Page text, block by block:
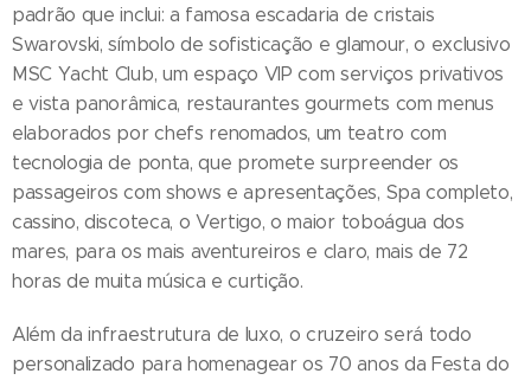
padrão que inclui: a famosa escadaria de cristais
Swarovski, símbolo de sofisticação e glamour, o exclusivo
MSC Yacht Club, um espaço VIP com serviços privativos
e vista panorâmica, restaurantes gourmets com menus
elaborados por chefs renomados, um teatro com
tecnologia de ponta, que promete surpreender os
passageiros com shows e apresentações, Spa completo,
cassino, discoteca, o Vertigo, o maior toboágua dos
mares, para os mais aventureiros e claro, mais de 72
horas de muita música e curtição.
Além da infraestrutura de luxo, o cruzeiro será todo
personalizado para homenagear os 70 anos da Festa do